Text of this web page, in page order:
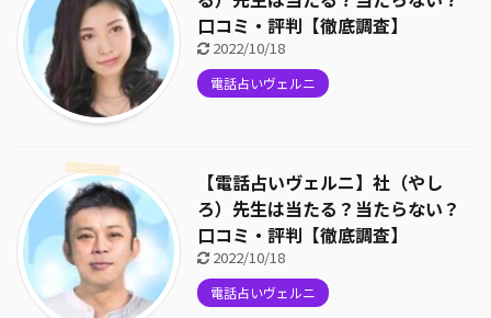
口コミ・評判【徹底調査】
2022/10/18
電話占いヴェルニ
【電話占いヴェルニ】社（やし
ろ）先生は当たる？当たらない？
口コミ・評判【徹底調査】
2022/10/18
電話占いヴェルニ